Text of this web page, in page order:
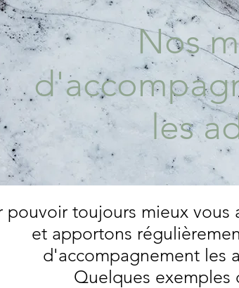
Nos
les
pouvoir toujours mieux vous
et apportons
d'accompagnement les
Quelques exemples